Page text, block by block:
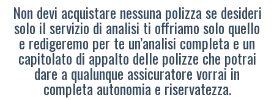
Non devi acquistare nessuna polizza se desideri
solo il servizio di analisi ti offriamo solo quello
e redigeremo per te un’analisi completa e un
capitolato di appalto delle polizze che potrai
dare a qualunque assicuratore vorrai in
completa autonomia e riservatezza.